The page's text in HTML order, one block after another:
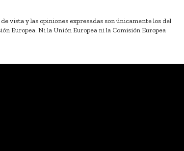
vista y las opiniones expresadas son únicamente los del
Europea. Ni la Unión Europea ni la Comisión Europea